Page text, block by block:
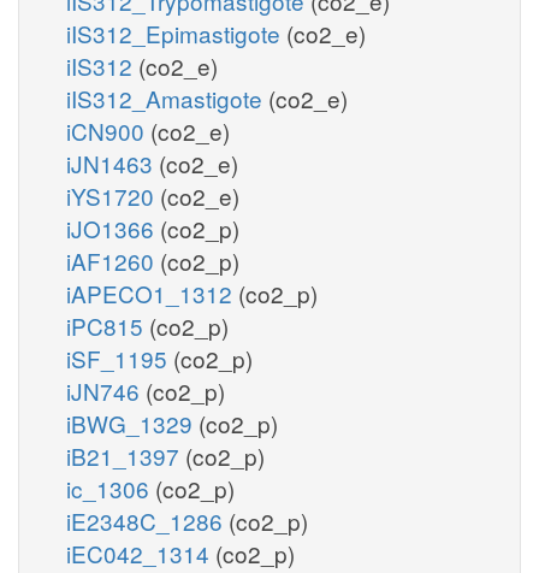
iIS312_Epimastigote (co2_e)
iIS312 (co2_e)
iIS312_Amastigote (co2_e)
iCN900 (co2_e)
iJN1463 (co2_e)
iYS1720 (co2_e)
iJO1366 (co2_p)
iAF1260 (co2_p)
iAPECO1_1312 (co2_p)
iPC815 (co2_p)
iSF_1195 (co2_p)
iJN746 (co2_p)
iBWG_1329 (co2_p)
iB21_1397 (co2_p)
ic_1306 (co2_p)
iE2348C_1286 (co2_p)
iEC042_1314 (co2_p)